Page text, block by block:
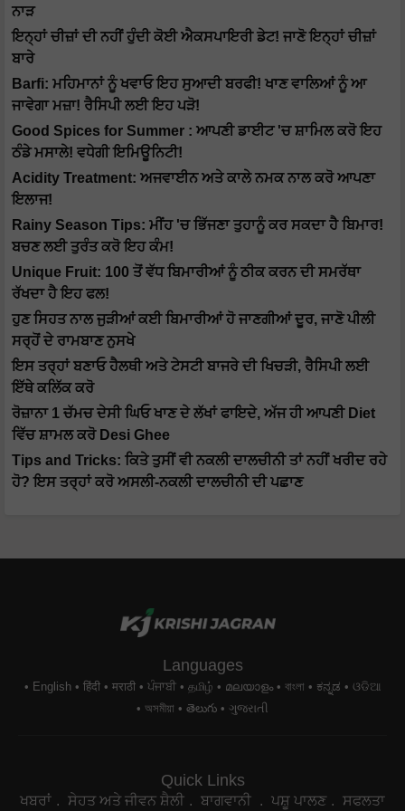
ਨਾੜ
ਇਨ੍ਹਾਂ ਚੀਜ਼ਾਂ ਦੀ ਨਹੀਂ ਹੁੰਦੀ ਕੋਈ ਐਕਸਪਾਇਰੀ ਡੇਟ! ਜਾਣੋ ਇਨ੍ਹਾਂ ਚੀਜ਼ਾਂ
ਬਾਰੇ
Barfi: ਮਹਿਮਾਨਾਂ ਨੂੰ ਖਵਾਓ ਇਹ ਸੁਆਦੀ ਬਰਫੀ! ਖਾਣ ਵਾਲਿਆਂ ਨੂੰ ਆ
ਜਾਵੇਗਾ ਮਜ਼ਾ! ਰੈਸਿਪੀ ਲਈ ਇਹ ਪੜੋ!
Good Spices for Summer : ਆਪਣੀ ਡਾਈਟ 'ਚ ਸ਼ਾਮਿਲ ਕਰੋ ਇਹ
ਠੰਡੇ ਮਸਾਲੇ! ਵਧੇਗੀ ਇਮਿਊਨਿਟੀ!
Acidity Treatment: ਅਜਵਾਈਨ ਅਤੇ ਕਾਲੇ ਨਮਕ ਨਾਲ ਕਰੋ ਆਪਣਾ
ਇਲਾਜ!
Rainy Season Tips: ਮੀਂਹ 'ਚ ਭਿੱਜਣਾ ਤੁਹਾਨੂੰ ਕਰ ਸਕਦਾ ਹੈ ਬਿਮਾਰ!
ਬਚਣ ਲਈ ਤੁਰੰਤ ਕਰੋ ਇਹ ਕੰਮ!
Unique Fruit: 100 ਤੋਂ ਵੱਧ ਬਿਮਾਰੀਆਂ ਨੂੰ ਠੀਕ ਕਰਨ ਦੀ ਸਮਰੱਥਾ
ਰੱਖਦਾ ਹੈ ਇਹ ਫਲ!
ਹੁਣ ਸਿਹਤ ਨਾਲ ਜੁੜੀਆਂ ਕਈ ਬਿਮਾਰੀਆਂ ਹੋ ਜਾਣਗੀਆਂ ਦੂਰ, ਜਾਣੋ ਪੀਲੀ
ਸਰ੍ਹੋਂ ਦੇ ਰਾਮਬਾਣ ਨੁਸਖੇ
ਇਸ ਤਰ੍ਹਾਂ ਬਣਾਓ ਹੈਲਥੀ ਅਤੇ ਟੇਸਟੀ ਬਾਜਰੇ ਦੀ ਖਿਚੜੀ, ਰੈਸਿਪੀ ਲਈ
ਇੱਥੇ ਕਲਿੱਕ ਕਰੋ
ਰੋਜ਼ਾਨਾ 1 ਚੱਮਚ ਦੇਸੀ ਘਿਓ ਖਾਣ ਦੇ ਲੱਖਾਂ ਫਾਇਦੇ, ਅੱਜ ਹੀ ਆਪਣੀ Diet
ਵਿੱਚ ਸ਼ਾਮਲ ਕਰੋ Desi Ghee
Tips and Tricks: ਕਿਤੇ ਤੁਸੀਂ ਵੀ ਨਕਲੀ ਦਾਲਚੀਨੀ ਤਾਂ ਨਹੀਂ ਖਰੀਦ ਰਹੇ
ਹੋ? ਇਸ ਤਰ੍ਹਾਂ ਕਰੋ ਅਸਲੀ-ਨਕਲੀ ਦਾਲਚੀਨੀ ਦੀ ਪਛਾਣ
Languages
English हिंदी मराठी ਪੰਜਾਬੀ தமிழ் മലയാളം বাংলা ಕನ್ನಡ
ଓଡିଆ
অসমীয়া
తెలుగు ગુજરાતી
Quick Links
ਖਬਰਾਂ ਸੇਹਤ ਅਤੇ ਜੀਵਨ ਸ਼ੈਲੀ ਬਾਗਵਾਨੀ ਪਸ਼ੂ ਪਾਲਣ ਸਫਲਤਾ